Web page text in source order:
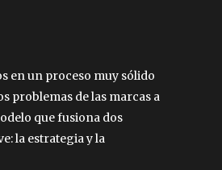
en un proceso muy sólido
problemas de las marcas a
que fusiona dos
la estrategia y la